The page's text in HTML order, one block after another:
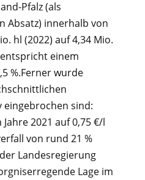
Pfalz (als
Absatz) innerhalb von
hl (2022) auf 4,34 Mio.
einem
%.Ferner wurde
eingebrochen sind:
2021 auf 0,75 €/l
von rund 21 %
Landesregierung
Lage im